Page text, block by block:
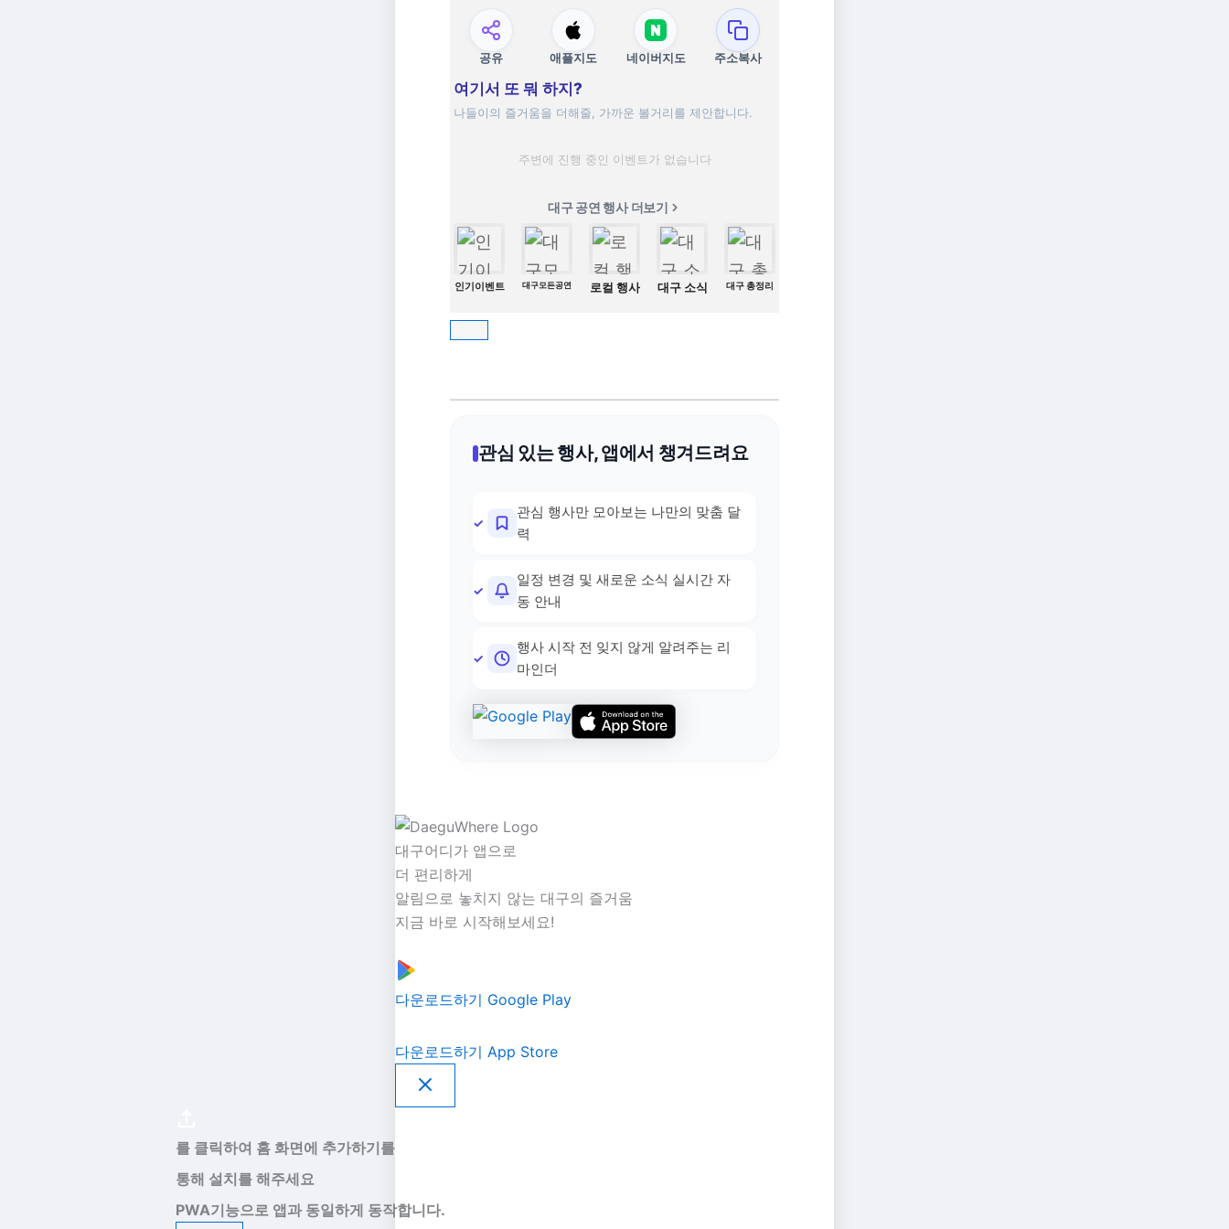
공유 애플지도 네이버지도 주소복사
여기서 또 뭐 하지?
나들이의 즐거움을 더해줄, 가까운 볼거리를 제안합니다.
주변에 진행 중인 이벤트가 없습니다
대구 공연 행사 더보기
인기이벤트 대구모든공연 로컬 행사 대구 소식 대구 총정리
관심 있는 행사, 앱에서 챙겨드려요
관심 행사만 모아보는 나만의 맞춤 달
력
일정 변경 및 새로운 소식 실시간 자
동 안내
행사 시작 전 잊지 않게 알려주는 리
마인더
대구어디가 앱으로
더 편리하게
알림으로 놓치지 않는 대구의 즐거움
지금 바로 시작해보세요!
다운로드하기 Google Play
다운로드하기 App Store
를 클릭하여 홈 화면에 추가하기를
통해 설치를 해주세요
PWA기능으로 앱과 동일하게 동작합니다.